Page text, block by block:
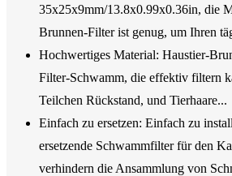
35x25x9mm/13.8x0.99x0.36in, die
Brunnen-Filter ist genug, um Ihren
Hochwertiges Material: Haustier-
Filter-Schwamm, die effektiv filtern
Teilchen Rückstand, und Tierhaare...
Einfach zu ersetzen: Einfach zu
ersetzende Schwammfilter für den
verhindern die Ansammlung von